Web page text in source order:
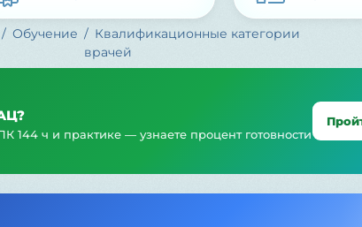
Обучение
Квалификационные категории
врачей
ч и практике — узнаете процент готовности